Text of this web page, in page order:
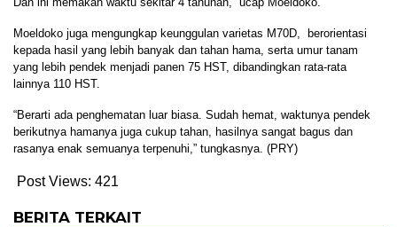
Moeldoko juga mengungkap keunggulan varietas M70D, berorientasi
kepada hasil yang lebih banyak dan tahan hama, serta umur tanam
yang lebih pendek menjadi panen 75 HST, dibandingkan rata-rata
lainnya 110 HST.
“Berarti ada penghematan luar biasa. Sudah hemat, waktunya pendek
berikutnya hamanya juga cukup tahan, hasilnya sangat bagus dan
rasanya enak semuanya terpenuhi,” tungkasnya. (PRY)
Post Views: 421
BERITA TERKAIT